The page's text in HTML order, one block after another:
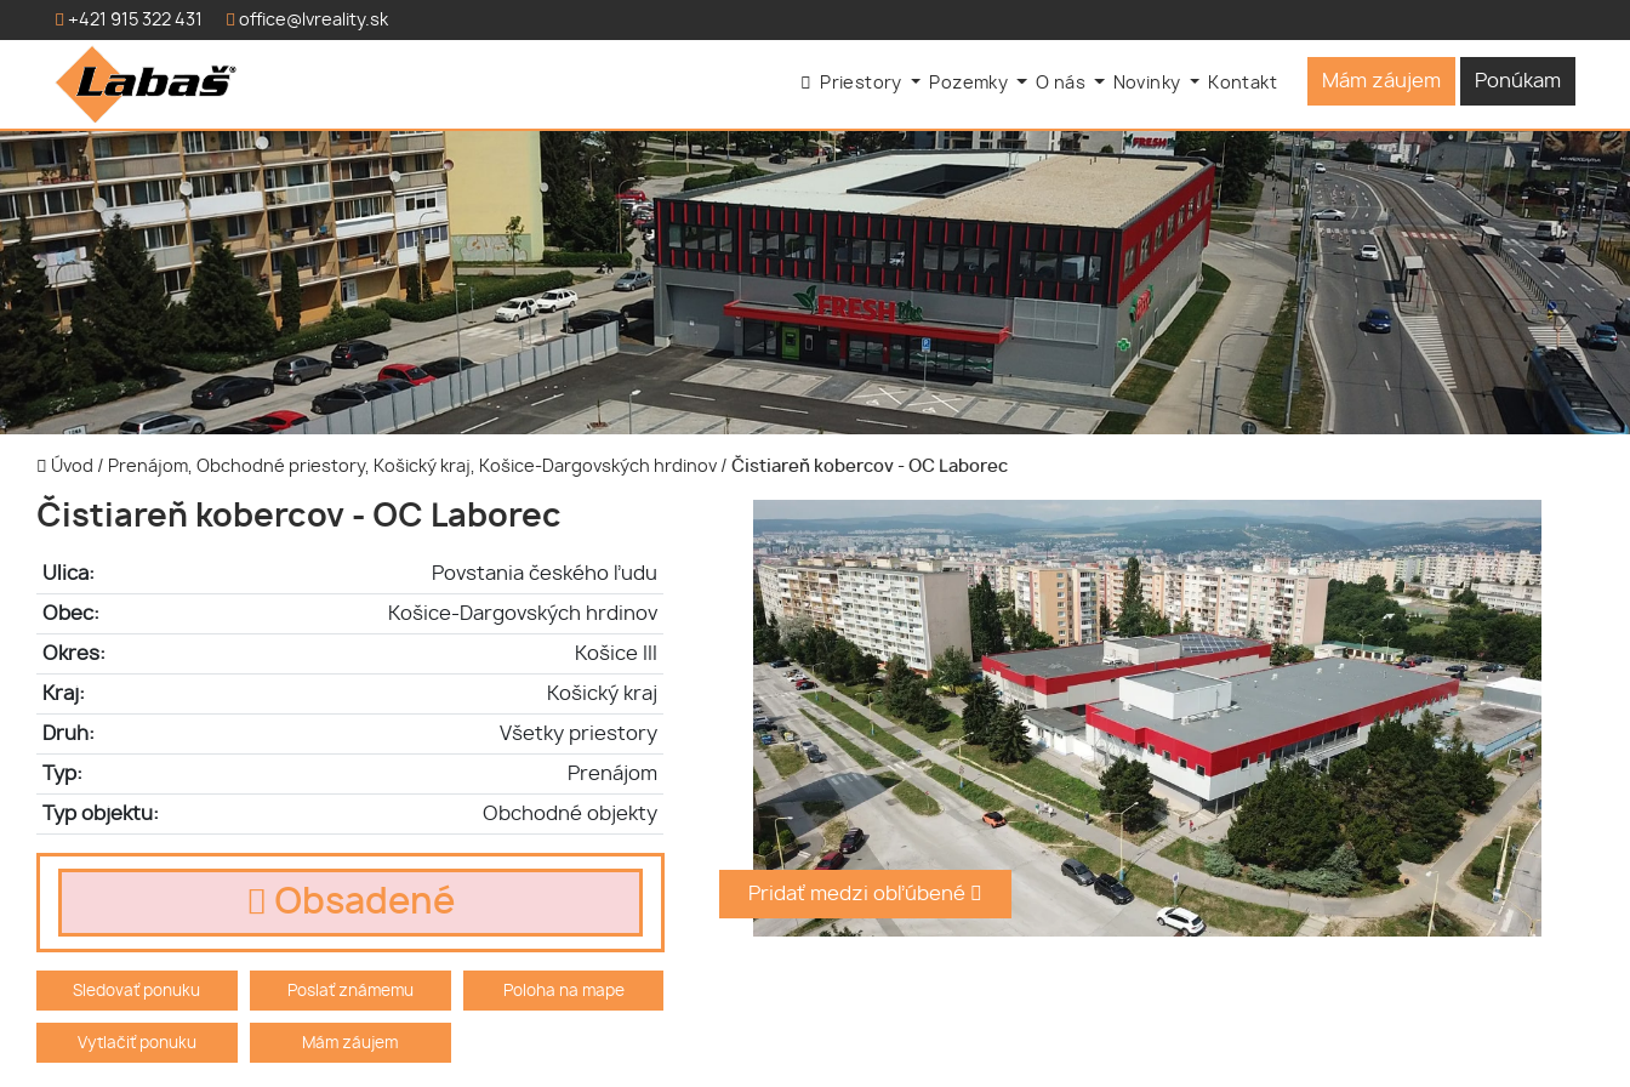
+421 915 322 431 office@lvreality.sk
Mám záujem Ponúkam
Priestory Pozemky O nás Novinky Kontakt
Úvod / Prenájom, Obchodné priestory, Košický kraj, Košice-Dargovských hrdinov / Čistiareň kobercov - OC Laborec
Čistiareň kobercov - OC Laborec
Ulica: Povstania českého ľudu
Obec: Košice-Dargovských hrdinov
Okres: Košice III
Kraj: Košický kraj
Druh: Všetky priestory
Typ: Prenájom
Typ objektu: Obchodné objekty
Obsadené
Sledovať ponuku Poslať známemu Poloha na mape
Vytlačiť ponuku Mám záujem
Pridať medzi obľúbené